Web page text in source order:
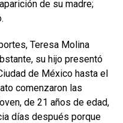
de su madre;
Teresa Molina
su hijo presentó
de México hasta el
comenzaron las
de 21 años de edad,
días después porque